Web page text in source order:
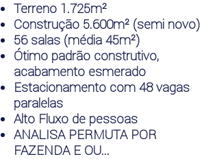
Terreno 1.725m²
Construção 5.600m² (semi novo)
56 salas (média 45m²)
Ótimo padrão construtivo,
acabamento esmerado
Estacionamento com 48 vagas
paralelas
Alto Fluxo de pessoas
ANALISA PERMUTA POR
FAZENDA E OU...